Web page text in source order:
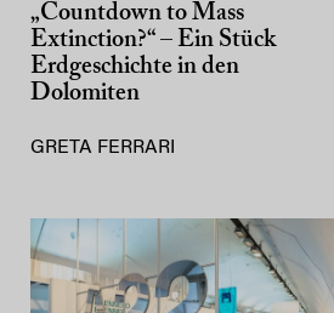
„Countdown to Mass
Extinction?“ – Ein Stück
Erdgeschichte in den
Dolomiten
GRETA FERRARI